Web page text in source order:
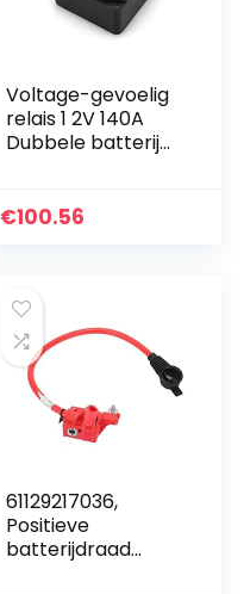
Voltage-gevoelig
relais 1 2V 140A
Dubbele batterij
VSR Voltage split
€100.56
61129217036,
Positieve
batterijdraad